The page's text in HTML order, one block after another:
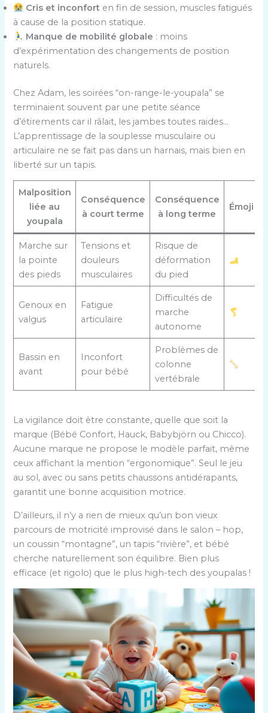
Cris et inconfort en fin de session, muscles fatigués
à cause de la position statique.
Manque de mobilité globale : moins
d’expérimentation des changements de position
naturels.
Chez Adam, les soirées “on-range-le-youpala” se
terminaient souvent par une petite séance
d’étirements car il râlait, les jambes toutes raides…
L’apprentissage de la souplesse musculaire ou
articulaire ne se fait pas dans un harnais, mais bien en
liberté sur un tapis.
Malposition
liée au
youpala
Conséquence
à court terme
Conséquence
à long terme
Émoji
Marche sur
la pointe
des pieds
Tensions et
douleurs
musculaires
Risque de
déformation
du pied
Genoux en
valgus
Fatigue
articulaire
Difficultés de
marche
autonome
Bassin en
avant
Inconfort
pour bébé
Problèmes de
colonne
vertébrale
La vigilance doit être constante, quelle que soit la
marque (Bébé Confort, Hauck, Babybjörn ou Chicco).
Aucune marque ne propose le modèle parfait, même
ceux affichant la mention “ergonomique”. Seul le jeu
au sol, avec ou sans petits chaussons antidérapants,
garantit une bonne acquisition motrice.
D’ailleurs, il n’y a rien de mieux qu’un bon vieux
parcours de motricité improvisé dans le salon – hop,
un coussin “montagne”, un tapis “rivière”, et bébé
cherche naturellement son équilibre. Bien plus
efficace (et rigolo) que le plus high-tech des youpalas !